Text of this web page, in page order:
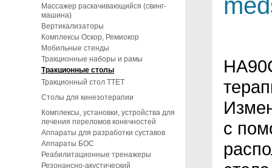
Массажер раскачивающийся (свинг-
машина)
Вертикализаторы
Комплексы Оскор, Ремиокор
Мобильные стенды
Тракционные наборы и рамы
Тракционные столы
Тракционный стол TTET
Столы для кинезотерапии
Комплексы, установки, устройства для
лечения переломов конечностей
Аппараты для разработки суставов
Аппараты БОС
Реабилитационные тренажеры
Резонансно-акустический
с